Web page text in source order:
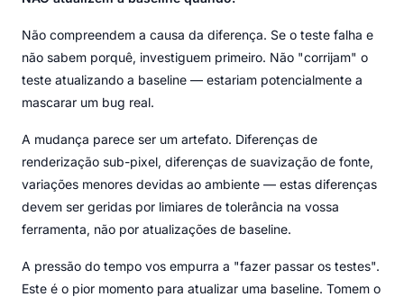
Não compreendem a causa da diferença. Se o teste falha e
não sabem porquê, investiguem primeiro. Não "corrijam" o
teste atualizando a baseline — estariam potencialmente a
mascarar um bug real.
A mudança parece ser um artefato. Diferenças de
renderização sub-pixel, diferenças de suavização de fonte,
variações menores devidas ao ambiente — estas diferenças
devem ser geridas por limiares de tolerância na vossa
ferramenta, não por atualizações de baseline.
A pressão do tempo vos empurra a "fazer passar os testes".
Este é o pior momento para atualizar uma baseline. Tomem o